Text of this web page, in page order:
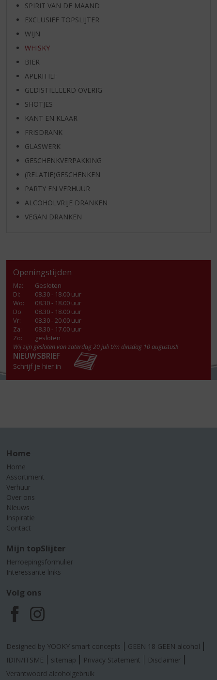
SPIRIT VAN DE MAAND
EXCLUSIEF TOPSLIJTER
WIJN
WHISKY
BIER
APERITIEF
GEDISTILLEERD OVERIG
SHOTJES
KANT EN KLAAR
FRISDRANK
GLASWERK
GESCHENKVERPAKKING
(RELATIE)GESCHENKEN
PARTY EN VERHUUR
ALCOHOLVRIJE DRANKEN
VEGAN DRANKEN
Openingstijden
Ma:
Gesloten
Di:
08.30 - 18.00 uur
Wo:
08.30 - 18.00 uur
Do:
08.30 - 18.00 uur
Vr:
08.30 - 20.00 uur
Za:
08.30 - 17.00 uur
Zo:
gesloten
Wij zijn gesloten van zaterdag 20 juli t/m dinsdag 10 augustus!!
NIEUWSBRIEF
Schrijf je hier in
Home
Home
Assortiment
Verhuur
Over ons
Nieuws
Inspiratie
Contact
Mijn topSlijter
Herroepingsformulier
Interessante links
Volg ons
F
a
c
I
n
s
Designed by YOOKY smart concepts
GEEN 18 GEEN alcohol
IDIN/ITSME
sitemap Privacy Statement
Disclaimer
Verantwoord alcoholgebruik